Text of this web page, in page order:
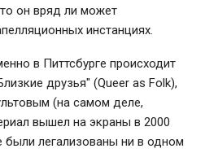
он вряд ли может
инстанциях.
в Питтсбурге происходит
друзья" (Queer as Folk),
(на самом деле,
вышел на экраны в 2000
были легализованы ни в одном